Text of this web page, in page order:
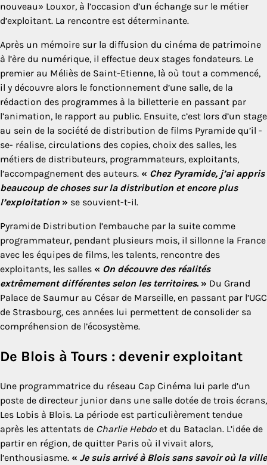
nouveau» Louxor, à l’occasion d’un échange sur le métier
d’exploitant. La rencontre est déterminante.
Après un mémoire sur la diffusion du cinéma de patrimoine
à l’ère du numérique, il effectue deux stages fondateurs. Le
premier au Méliès de Saint-Etienne, là où tout a commencé,
il y découvre alors le fonctionnement d’une salle, de la
rédaction des programmes à la billetterie en passant par
l’animation, le rapport au public. Ensuite, c’est lors d’un stage
au sein de la société de distribution de films Pyramide qu’il -
se- réalise, circulations des copies, choix des salles, les
métiers de distributeurs, programmateurs, exploitants,
l’accompagnement des auteurs. « Chez Pyramide, j’ai appris
beaucoup de choses sur la distribution et encore plus
l’exploitation » se souvient-t-il.
Pyramide Distribution l’embauche par la suite comme
programmateur, pendant plusieurs mois, il sillonne la France
avec les équipes de films, les talents, rencontre des
exploitants, les salles « On découvre des réalités
extrêmement différentes selon les territoires. » Du Grand
Palace de Saumur au César de Marseille, en passant par l’UGC
de Strasbourg, ces années lui permettent de consolider sa
compréhension de l’écosystème.
De Blois à Tours : devenir exploitant
Une programmatrice du réseau Cap Cinéma lui parle d’un
poste de directeur junior dans une salle dotée de trois écrans,
Les Lobis à Blois. La période est particulièrement tendue
après les attentats de Charlie Hebdo et du Bataclan. L’idée de
partir en région, de quitter Paris où il vivait alors,
l’enthousiasme. « Je suis arrivé à Blois sans savoir où la ville